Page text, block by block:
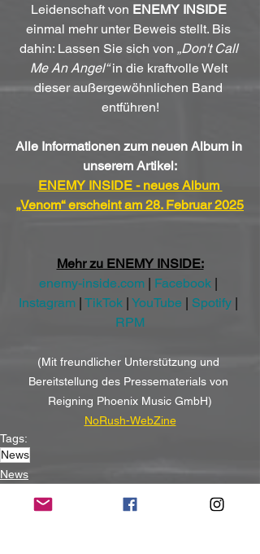
Leidenschaft von ENEMY INSIDE
einmal mehr unter Beweis stellt. Bis
dahin: Lassen Sie sich von „Don't Call
Me An Angel“ in die kraftvolle Welt
dieser außergewöhnlichen Band
entführen!
Alle Informationen zum neuen Album in
unserem Artikel:
ENEMY INSIDE - neues Album
„Venom“ erscheint am 28. Februar 2025
Mehr zu ENEMY INSIDE:
enemy-inside.com | Facebook |
Instagram | TikTok | YouTube | Spotify |
RPM
(Mit freundlicher Unterstützung und
Bereitstellung des Pressematerials von
Reigning Phoenix Music GmbH)
NoRush-WebZine
Tags:
News
News